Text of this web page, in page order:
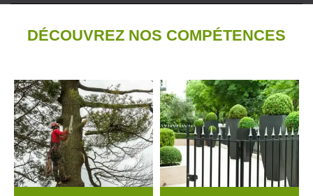
DÉCOUVREZ NOS COMPÉTENCES